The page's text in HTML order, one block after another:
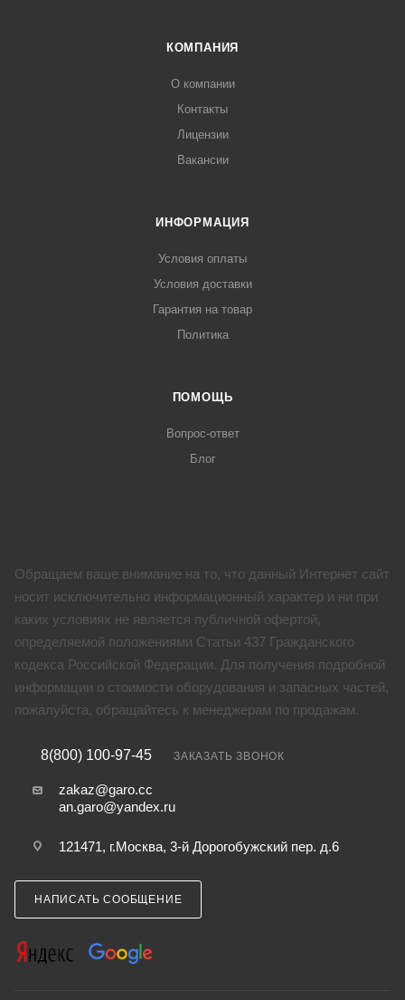
КОМПАНИЯ
О компании
Контакты
Лицензии
Вакансии
ИНФОРМАЦИЯ
Условия оплаты
Условия доставки
Гарантия на товар
Политика
ПОМОЩЬ
Вопрос-ответ
Блог
Обращаем ваше внимание на то, что данный Интернет сайт
носит исключительно информационный характер и ни при
каких условиях не является публичной офертой,
определяемой положениями Статьи 437 Гражданского
кодекса Российской Федерации. Для получения подробной
информации о стоимости оборудования и запасных частей,
пожалуйста, обращайтесь к менеджерам по продажам.
8(800) 100-97-45 ЗАКАЗАТЬ ЗВОНОК
zakaz@garo.cc
an.garo@yandex.ru
121471, г.Москва, 3-й Дорогобужский пер. д.6
НАПИСАТЬ СООБЩЕНИЕ